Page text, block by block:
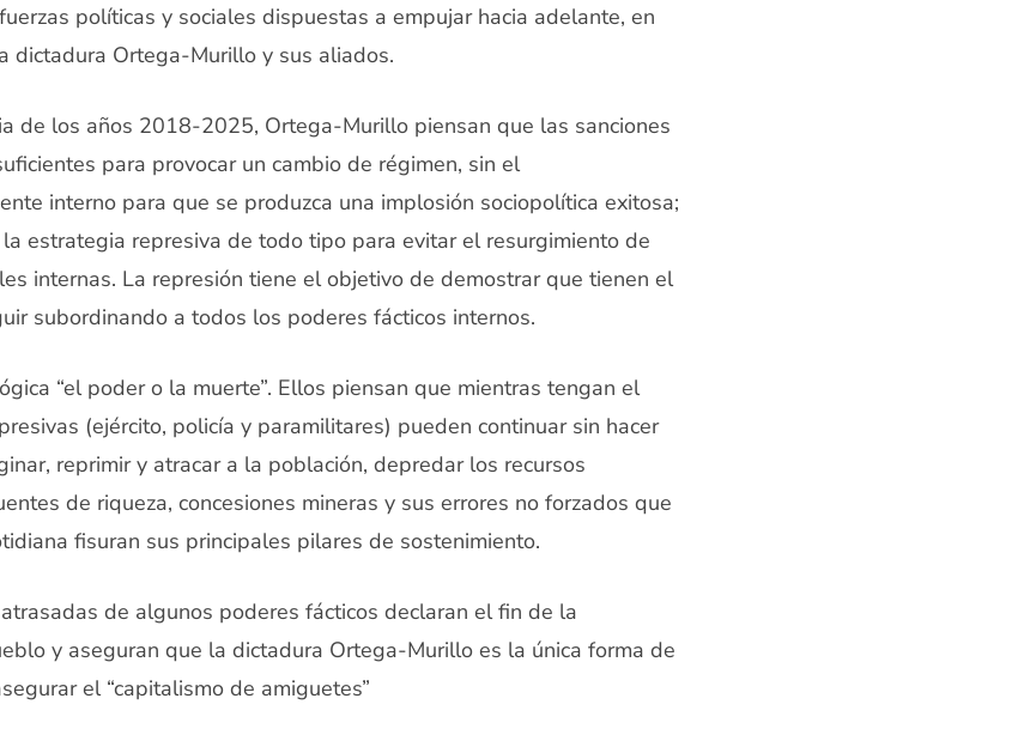
políticas y sociales dispuestas a empujar hacia adelante, en
dictadura Ortega-Murillo y sus aliados.
de los años 2018-2025, Ortega-Murillo piensan que las sanciones
para provocar un cambio de régimen, sin el
interno para que se produzca una implosión sociopolítica exitosa;
estrategia represiva de todo tipo para evitar el resurgimiento de
internas. La represión tiene el objetivo de demostrar que tienen el
subordinando a todos los poderes fácticos internos.
“el poder o la muerte”. Ellos piensan que mientras tengan el
(ejército, policía y paramilitares) pueden continuar sin hacer
reprimir y atracar a la población, depredar los recursos
de riqueza, concesiones mineras y sus errores no forzados que
fisuran sus principales pilares de sostenimiento.
de algunos poderes fácticos declaran el fin de la
y aseguran que la dictadura Ortega-Murillo es la única forma de
el “capitalismo de amiguetes”